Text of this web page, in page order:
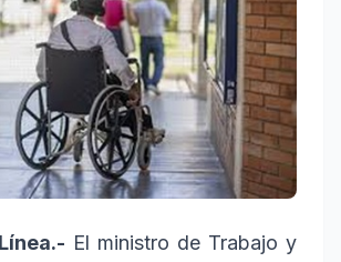
El ministro de Trabajo y